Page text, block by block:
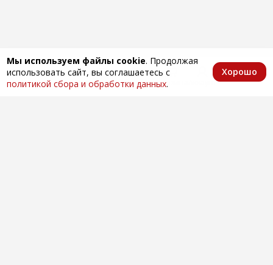
Мы используем файлы cookie. Продолжая
использовать сайт, вы соглашаетесь с
политикой сбора и обработки данных.
Хорошо
Главная КаталогИзбранноеКорзина Аккаунт